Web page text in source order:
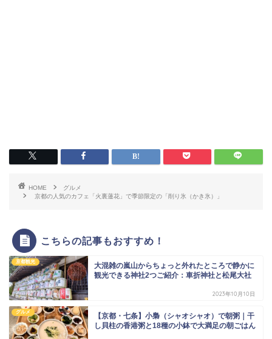
HOME
グルメ
京都の人気のカフェ「火裏蓮花」で季節限定の「削り氷（かき氷）」
こちらの記事もおすすめ！
京都観光
大混雑の嵐山からちょっと外れたところで静かに
観光できる神社2つご紹介：車折神社と松尾大社
2023年10月10日
グルメ
【京都・七条】小梟（シャオシャオ）で朝粥｜干
し貝柱の香港粥と18種の小鉢で大満足の朝ごはん